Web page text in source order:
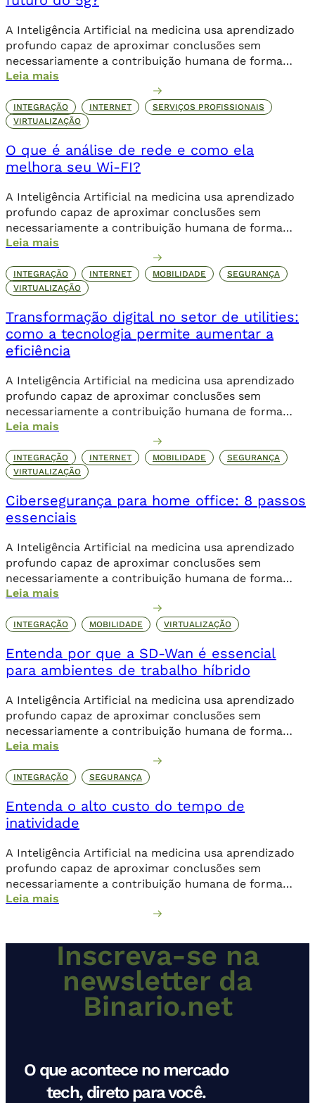
A Inteligência Artificial na medicina usa aprendizado
profundo capaz de aproximar conclusões sem
necessariamente a contribuição humana de forma
direta.
Leia mais
INTEGRAÇÃO INTERNET
SERVIÇOS PROFISSIONAIS
VIRTUALIZAÇÃO
O que é análise de rede e como ela
melhora seu Wi-FI?
A Inteligência Artificial na medicina usa aprendizado
profundo capaz de aproximar conclusões sem
necessariamente a contribuição humana de forma
direta.
Leia mais
INTEGRAÇÃO INTERNET MOBILIDADE
SEGURANÇA
VIRTUALIZAÇÃO
Transformação digital no setor de utilities:
como a tecnologia permite aumentar a
eficiência
A Inteligência Artificial na medicina usa aprendizado
profundo capaz de aproximar conclusões sem
necessariamente a contribuição humana de forma
direta.
Leia mais
INTEGRAÇÃO INTERNET MOBILIDADE
SEGURANÇA
VIRTUALIZAÇÃO
Cibersegurança para home office: 8 passos
essenciais
A Inteligência Artificial na medicina usa aprendizado
profundo capaz de aproximar conclusões sem
necessariamente a contribuição humana de forma
direta.
Leia mais
INTEGRAÇÃO MOBILIDADE VIRTUALIZAÇÃO
Entenda por que a SD-Wan é essencial
para ambientes de trabalho híbrido
A Inteligência Artificial na medicina usa aprendizado
profundo capaz de aproximar conclusões sem
necessariamente a contribuição humana de forma
direta.
Leia mais
INTEGRAÇÃO SEGURANÇA
Entenda o alto custo do tempo de
inatividade
A Inteligência Artificial na medicina usa aprendizado
profundo capaz de aproximar conclusões sem
necessariamente a contribuição humana de forma
direta.
Leia mais
Inscreva-se na
newsletter da
Binario.net
O que acontece no mercado
tech, direto para você.